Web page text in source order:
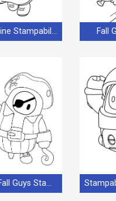
Immagine Stampabile Fall Guys Fall
Gratis Fall Guys Stampabile